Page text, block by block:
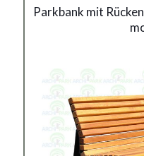
Parkbank mit
Stadtbank
aus Iroko-
verzinkter Stahl